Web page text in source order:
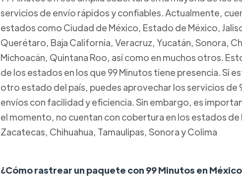
servicios de envío rápidos y confiables. Actualmente,
estados como Ciudad de México, Estado de México,
Querétaro, Baja California, Veracruz, Yucatán, Sonora,
Michoacán, Quintana Roo, así como en muchos otros.
de los estados en los que 99 Minutos tiene presencia. Si
otro estado del país, puedes aprovechar los servicios de
envíos con facilidad y eficiencia. Sin embargo, es
el momento, no cuentan con cobertura en los estados de
Zacatecas, Chihuahua, Tamaulipas, Sonora y Colima
¿Cómo rastrear un paquete con 99 Minutos en